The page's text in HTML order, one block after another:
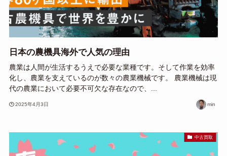
日本の農機具海外で人気の理由
農業は人間が生活するうえで必要な業種です。そして作業を効率
化し、農業を支えているのが数々の農業機械です。 農業機械は現
代の農業において必要不可欠な存在なので、...
2025年4月3日 min
中古買取